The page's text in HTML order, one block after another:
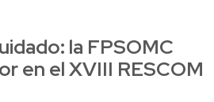
la FPSOMC
en el XVIII RESCOM